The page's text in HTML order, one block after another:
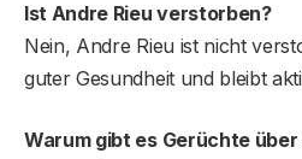
Ist Andre Rieu verstorben?
Nein, Andre Rieu ist nicht
guter Gesundheit und bleibt
Warum gibt es Gerüchte über